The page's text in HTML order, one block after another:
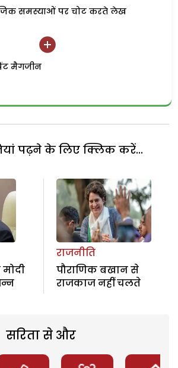
समस्याओं पर चोट करते लेख
मैगजीन
पढ़ने के लिए क्लिक करें...
मोदी
राजनीति
पौराणिक बखान से
राजकाज नहीं चलते
सरिता से और